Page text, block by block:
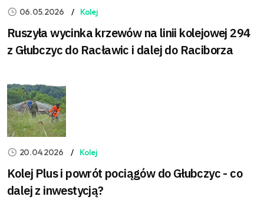
06.05.2026 Kolej
Ruszyła wycinka krzewów na linii kolejowej 294
z Głubczyc do Racławic i dalej do Raciborza
20.04.2026 Kolej
Kolej Plus i powrót pociągów do Głubczyc - co
dalej z inwestycją?